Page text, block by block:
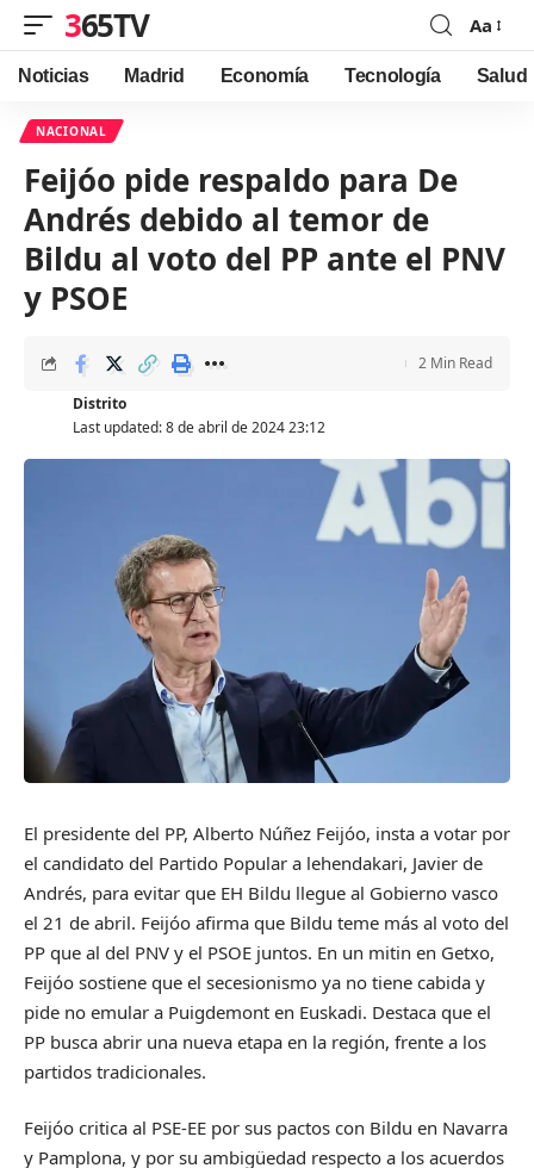
365TV
Font
Resizer
Aa
Noticias Madrid Economía Tecnología Salud
NACIONAL
Feijóo pide respaldo para De
Andrés debido al temor de
Bildu al voto del PP ante el PNV
y PSOE
Last updated: 8 de abril de 2024 23:12
Distrito
2 Min Read
El presidente del PP, Alberto Núñez Feijóo, insta a votar por
el candidato del Partido Popular a lehendakari, Javier de
Andrés, para evitar que EH Bildu llegue al Gobierno vasco
el 21 de abril. Feijóo afirma que Bildu teme más al voto del
PP que al del PNV y el PSOE juntos. En un mitin en Getxo,
Feijóo sostiene que el secesionismo ya no tiene cabida y
pide no emular a Puigdemont en Euskadi. Destaca que el
PP busca abrir una nueva etapa en la región, frente a los
partidos tradicionales.
Feijóo critica al PSE-EE por sus pactos con Bildu en Navarra
y Pamplona, y por su ambigüedad respecto a los acuerdos